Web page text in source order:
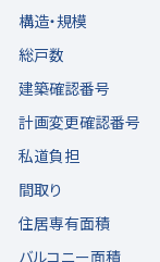
構造・規模
総戸数
建築確認番号
計画変更確認番号
私道負担
間取り
住居専有面積
バルコニー面積